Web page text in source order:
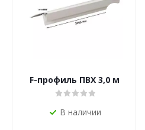
F-профиль ПВХ 3,0 м
В наличии